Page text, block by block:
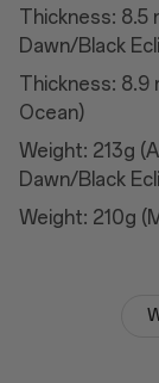
100W
Kamera
Hauptkamera
Autofokus: Ja
Elektronische
Sensor: Sony LYT-
Thickness: 8.5
Dawn/Black
Thickness: 8.9
Ocean)
Weight: 213g
Dawn/Black
Weight: 210g